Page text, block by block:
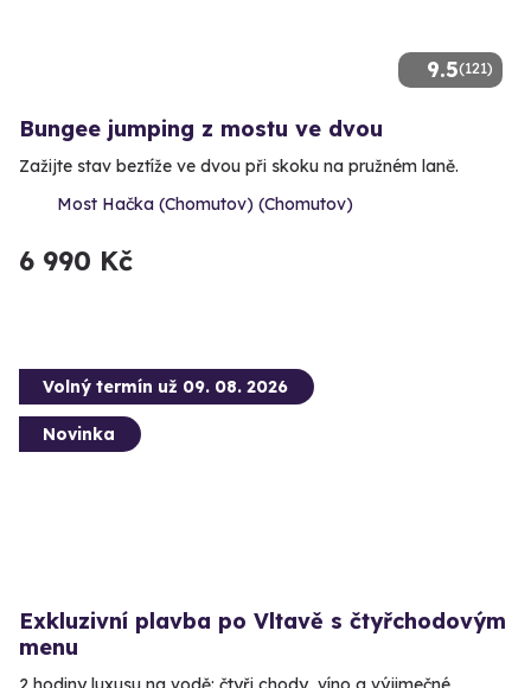
9.5(121)
Bungee jumping z mostu ve dvou
Zažijte stav beztíže ve dvou při skoku na pružném laně.
Most Hačka (Chomutov) (Chomutov)
6 990 Kč
Volný termín už 09. 08. 2026
Novinka
Exkluzivní plavba po Vltavě s čtyřchodovým
menu